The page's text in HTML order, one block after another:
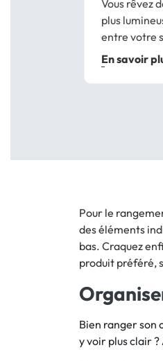
Vous rêvez
plus
entre votre
cloisonner
Les
une touche
En savoir
Pour le
des éléments
bas. Craquez
produit préféré,
Bien ranger son
y voir plus clair ?